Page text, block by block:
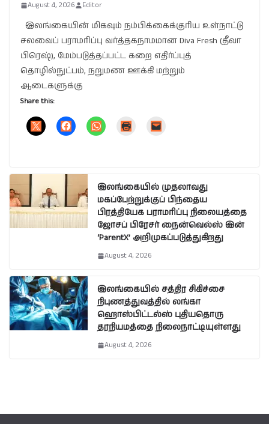
August 4, 2026 Editor
இலங்கையின் மிகவும் நம்பிக்கைக்குரிய உள்நாட்டு
சலவைப் பராமரிப்பு வர்த்தகநாமமான Diva Fresh (தீவா
பிரெஷ்), மேம்படுத்தப்பட்ட கறை எதிர்ப்புத்
தொழில்நுட்பம், நறுமண ஊக்கி மற்றும்
ஆடைகளுக்கு
Share this:
இலங்கையில் முதலாவது
மகப்பேற்றுக்குப் பிந்தைய
பிரத்தியேக பராமரிப்பு நிலையத்தை
ஜோசப் பிரேசர் நைன்வெல்ஸ் இன்
‘ParentX’ அறிமுகப்படுத்துகிறது
August 4, 2026
இலங்கையில் சத்திர சிகிச்சை
நிபுணத்துவத்தில் லங்கா
ஹொஸ்பிட்டல்ஸ் புதியதொரு
தரநியமத்தை நிலைநாட்டியுள்ளது
August 4, 2026